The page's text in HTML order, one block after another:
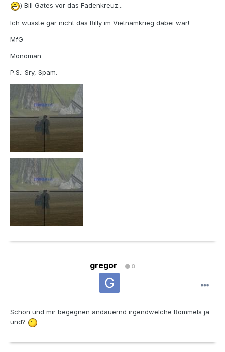
) Bill Gates vor das Fadenkreuz...
Ich wusste gar nicht das Billy im Vietnamkrieg dabei war!
MfG
Monoman
P.S.: Sry, Spam.
gregor 0
Schön und mir begegnen andauernd irgendwelche Rommels ja
und?